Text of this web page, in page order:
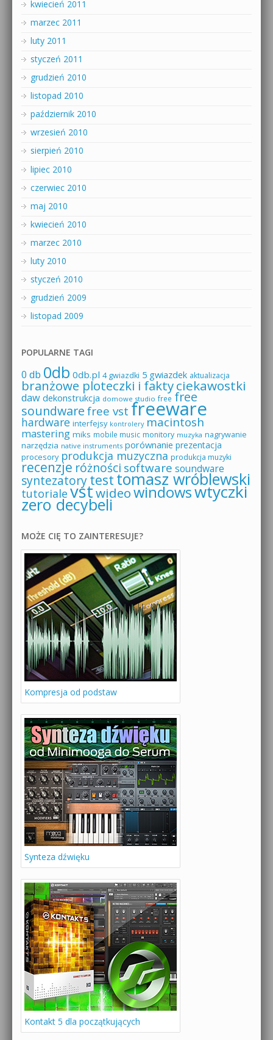
kwiecień 2011
marzec 2011
luty 2011
styczeń 2011
grudzień 2010
listopad 2010
październik 2010
wrzesień 2010
sierpień 2010
lipiec 2010
czerwiec 2010
maj 2010
kwiecień 2010
marzec 2010
luty 2010
styczeń 2010
grudzień 2009
listopad 2009
POPULARNE TAGI
0 db 0db 0db.pl 4 gwiazdki 5 gwiazdek aktualizacja
branżowe ploteczki i faktyciekawostki
daw dekonstrukcja domowe studio free free
soundware free vst freeware
hardware interfejsy kontrolery macintosh
mastering miks mobile music monitory muzyka nagrywanie
narzędzia native instruments porównanie prezentacja
procesory produkcja muzyczna produkcja muzyki
recenzje różności software soundware
syntezatorytesttomasz wróblewski
tutoriale vstwideowindowswtyczki
zero decybeli
MOŻE CIĘ TO ZAINTERESUJE?
Kompresja od podstaw
Synteza dźwięku
Kontakt 5 dla początkujących